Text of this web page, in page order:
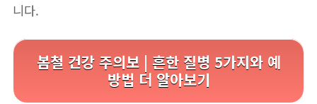
니다.
봄철 건강 주의보 | 흔한 질병 5가지와 예
방법 더 알아보기